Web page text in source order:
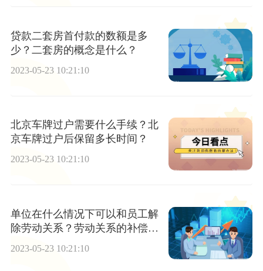
贷款二套房首付款的数额是多
少？二套房的概念是什么？
2023-05-23 10:21:10
北京车牌过户需要什么手续？北
京车牌过户后保留多长时间？
2023-05-23 10:21:10
单位在什么情况下可以和员工解
除劳动关系？劳动关系的补偿金
2023-05-23 10:21:10